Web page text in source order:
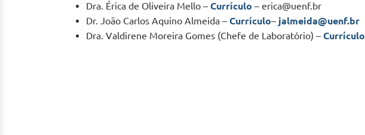
Dra. Érica de Oliveira Mello – Currículo – erica@uenf.br
Dr. João Carlos Aquino Almeida – Currículo– jalmeida@uenf.br
Dra. Valdirene Moreira Gomes (Chefe de Laboratório) – Currículo